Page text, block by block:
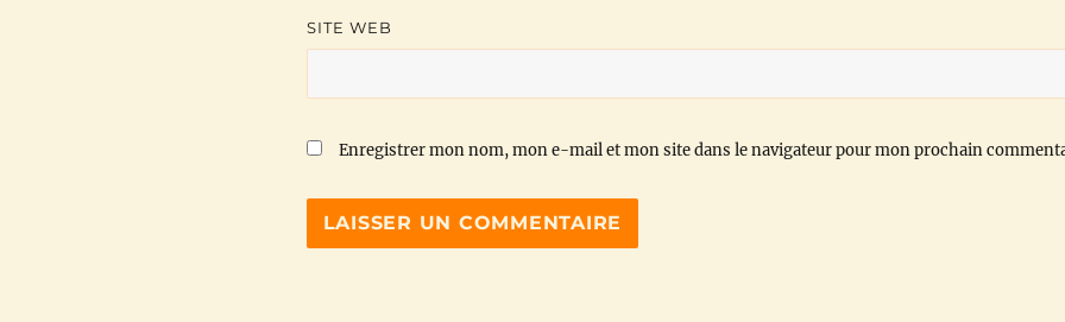
SITE WEB
Enregistrer mon nom, mon e-mail et mon site dans le navigateur pour mon prochain